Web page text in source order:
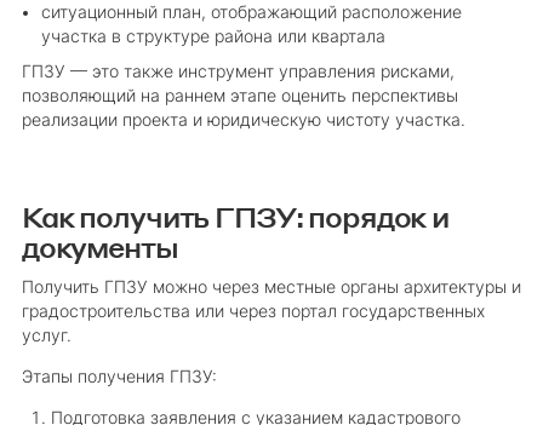
ситуационный план, отображающий расположение
участка в структуре района или квартала
ГПЗУ — это также инструмент управления рисками,
позволяющий на раннем этапе оценить перспективы
реализации проекта и юридическую чистоту участка.
Как получить ГПЗУ: порядок и
документы
Получить ГПЗУ можно через местные органы архитектуры и
градостроительства или через портал государственных
услуг.
Этапы получения ГПЗУ:
Подготовка заявления с указанием кадастрового